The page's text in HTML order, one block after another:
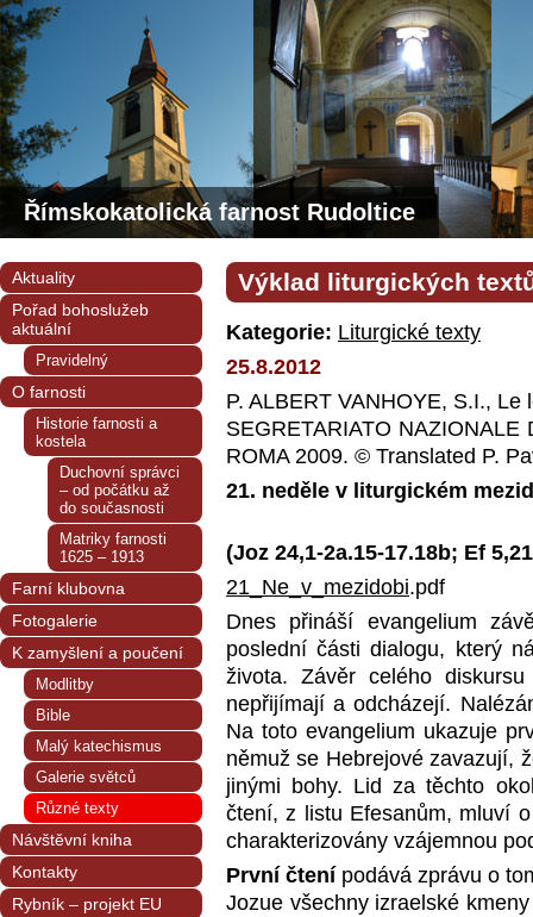
Římskokatolická farnost Rudoltice
Výklad liturgických
Kategorie: Liturgické texty
25.8.2012
P. ALBERT VANHOYE, S.I.,
SEGRETARIATO NAZIONALE
ROMA 2009. © Translated P.
21. neděle v liturgickém
(Joz 24,1-2a.15-17.18b; Ef
21_Ne_v_mezidobi.pdf
Dnes přináší evangelium
poslední části dialogu, který
života. Závěr celého
nepřijímají a odcházejí.
Na toto evangelium ukazuje
němuž se Hebrejové zavazují,
jinými bohy. Lid za těchto
čtení, z listu Efesanům, mluví
charakterizovány vzájemnou
První čtení podává zprávu o
Jozue všechny izraelské
Aktuality
Pořad bohoslužeb
aktuální
Pravidelný
O farnosti
Historie farnosti a
kostela
Duchovní správci
– od počátku až
do současnosti
Matriky farnosti
1625 – 1913
Farní klubovna
Fotogalerie
K zamyšlení a poučení
Modlitby
Bible
Malý katechismus
Galerie světců
Různé texty
Návštěvní kniha
Kontakty
Rybník – projekt EU